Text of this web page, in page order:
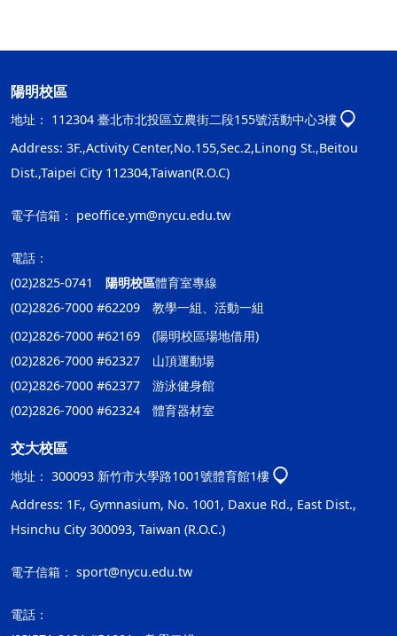
陽明校區
地址： 112304 臺北市北投區立農街二段155號活動中心3樓
Address: 3F.,Activity Center,No.155,Sec.2,Linong St.,Beitou
Dist.,Taipei City 112304,Taiwan(R.O.C)
電子信箱： peoffice.ym@nycu.edu.tw
電話：
(02)2825-0741 陽明校區體育室專線
(02)2826-7000 #62209 教學一組、活動一組
(02)2826-7000 #62169 (陽明校區場地借用)
(02)2826-7000 #62327 山頂運動場
(02)2826-7000 #62377 游泳健身館
(02)2826-7000 #62324 體育器材室
交大校區
地址： 300093 新竹市大學路1001號體育館1樓
Address: 1F., Gymnasium, No. 1001, Daxue Rd., East Dist.,
Hsinchu City 300093, Taiwan (R.O.C.)
電子信箱： sport@nycu.edu.tw
電話：